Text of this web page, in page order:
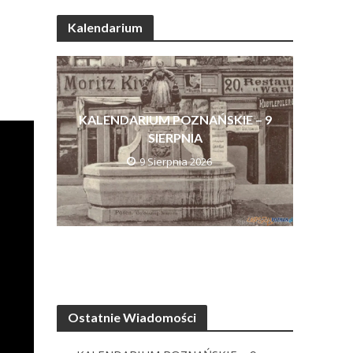
Kalendarium
KALENDARIUM POZNAŃSKIE – 9
SIERPNIA
9 Sierpnia 2026
Ostatnie Wiadomości